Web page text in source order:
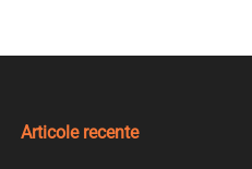
Articole recente